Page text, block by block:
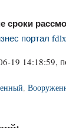
сроки
портал
19 14:18:59,
,